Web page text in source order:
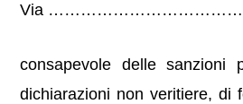
Via
consapevole delle sanzioni
dichiarazioni non veritiere, di